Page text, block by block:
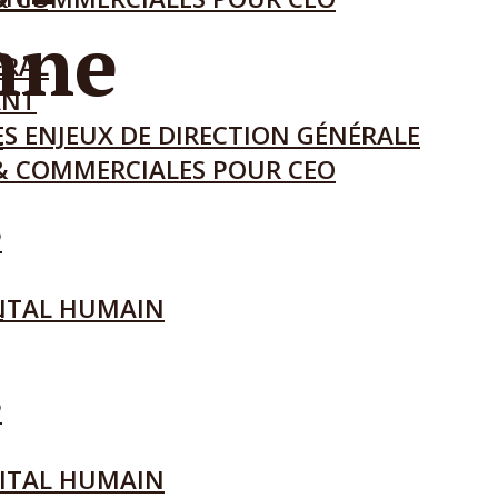
HUMAIN
ENJEUX DE DIRECTION GÉNÉRALE
POUR CEO
HUMAIN